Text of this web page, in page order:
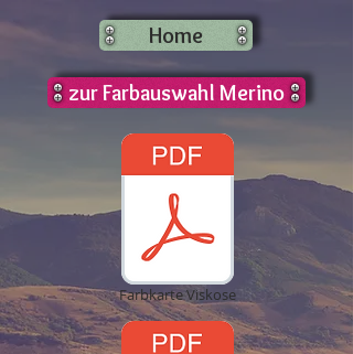
Home
zur Farbauswahl Merino
Farbkarte Viskose